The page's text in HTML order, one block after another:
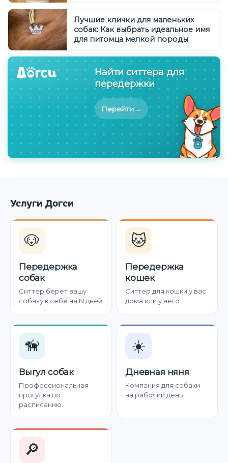
Лучшие клички для маленьких
собак: Как выбрать идеальное имя
для питомца мелкой породы
Найти ситтера для
передержки
Перейти→
Услуги Догси
🐶
Передержка
собак
Ситтер берёт вашу
собаку к себе на N дней
🐱
Передержка
кошек
Ситтер для кошки у вас
дома или у него
🦮
Выгул собак
Профессиональная
прогулка по
расписанию
☀️
Дневная няня
Компания для собаки
на рабочий день
🔎